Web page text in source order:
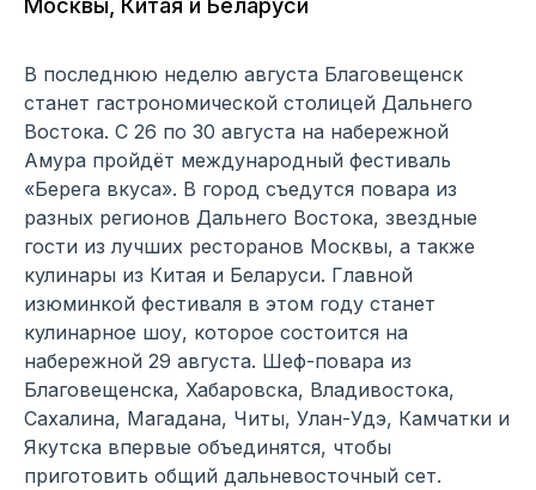
Москвы, Китая и Беларуси
В последнюю неделю августа Благовещенск
станет гастрономической столицей Дальнего
Востока. С 26 по 30 августа на набережной
Амура пройдёт международный фестиваль
«Берега вкуса». В город съедутся повара из
разных регионов Дальнего Востока, звездные
гости из лучших ресторанов Москвы, а также
кулинары из Китая и Беларуси. Главной
изюминкой фестиваля в этом году станет
кулинарное шоу, которое состоится на
набережной 29 августа. Шеф-повара из
Благовещенска, Хабаровска, Владивостока,
Сахалина, Магадана, Читы, Улан-Удэ, Камчатки и
Якутска впервые объединятся, чтобы
приготовить общий дальневосточный сет.